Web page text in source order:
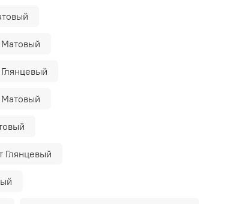
Глянцевый